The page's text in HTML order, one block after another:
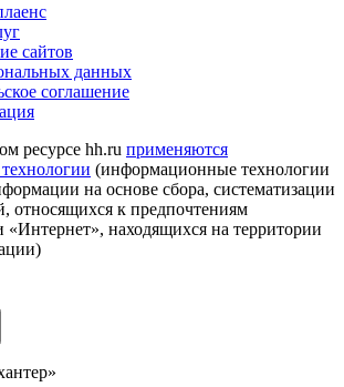
сайтов
данных
соглашение
ресурсе hh.ru применяются
(информационные технологии
на основе сбора, систематизации
относящихся к предпочтениям
«Интернет», находящихся на территории